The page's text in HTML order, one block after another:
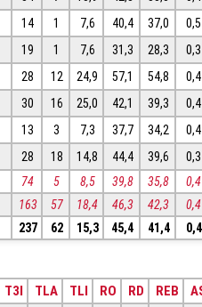
14 1 7,6 40,4 37,0
0,5
19 1 7,6 31,3 28,3
0,3
28 12 24,9 57,1 54,8
0,4
30 16 25,0 42,1 39,3
0,4
13 3 7,3 37,7 34,2
0,4
28 18 14,8 44,4 39,6
0,3
74 5 8,5 39,8 35,8
0,4
163 57 18,4 46,3 42,3
0,4
237 62 15,3 45,4 41,4 0,4
T3I TLA TLI RO RD REB